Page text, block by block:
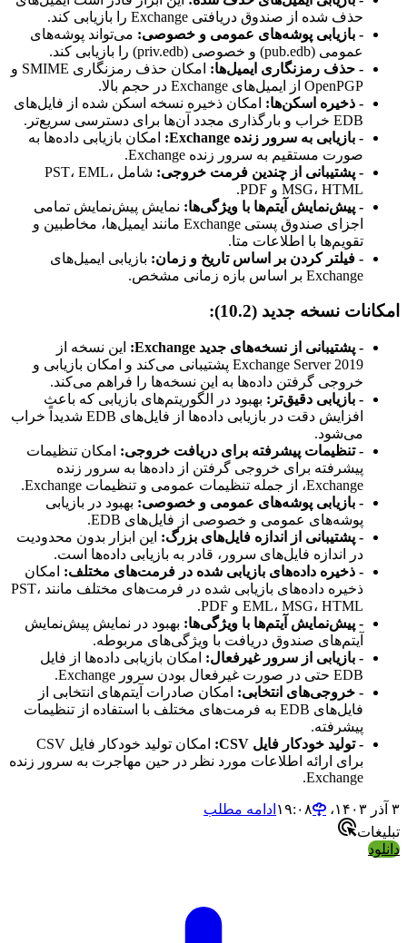
حذف شده از صندوق دریافتی Exchange را بازیابی کند.
- بازیابی پوشه‌های عمومی و خصوصی: می‌تواند پوشه‌های
عمومی (pub.edb) و خصوصی (priv.edb) را بازیابی کند.
- حذف رمزنگاری ایمیل‌ها:
امکان حذف رمزنگاری SMIME و
OpenPGP از ایمیل‌های Exchange در حجم بالا.
- ذخیره اسکن‌ها: امکان ذخیره نسخه اسکن شده از فایل‌های
EDB خراب و بارگذاری مجدد آن‌ها برای دسترسی سریع‌تر.
- بازیابی به سرور زنده Exchange:
امکان بازیابی داده‌ها به
صورت مستقیم به سرور زنده Exchange.
- پشتیبانی از چندین فرمت خروجی:
شامل PST، EML،
MSG، HTML و PDF.
- پیش‌نمایش آیتم‌ها با ویژگی‌ها: نمایش پیش‌نمایش تمامی
اجزای صندوق پستی Exchange مانند ایمیل‌ها، مخاطبین و
تقویم‌ها با اطلاعات متا.
- فیلتر کردن بر اساس تاریخ و زمان: بازیابی ایمیل‌های
Exchange بر اساس بازه زمانی مشخص.
امکانات نسخه جدید (10.2):
- پشتیبانی از نسخه‌های جدید Exchange:
این نسخه از
Exchange Server 2019 پشتیبانی می‌کند و امکان بازیابی و
خروجی گرفتن داده‌ها به این نسخه‌ها را فراهم می‌کند.
- بازیابی دقیق‌تر: بهبود در الگوریتم‌های بازیابی که باعث
افزایش دقت در بازیابی داده‌ها از فایل‌های EDB شدیداً خراب
می‌شود.
- تنظیمات پیشرفته برای دریافت خروجی: امکان تنظیمات
پیشرفته برای خروجی گرفتن از داده‌ها به سرور زنده
Exchange، از جمله تنظیمات عمومی و تنظیمات Exchange.
- بازیابی پوشه‌های عمومی و خصوصی: بهبود در بازیابی
پوشه‌های عمومی و خصوصی از فایل‌های EDB.
- پشتیبانی از اندازه فایل‌های بزرگ: این ابزار بدون محدودیت
در اندازه فایل‌های سرور، قادر به بازیابی داده‌ها است.
- ذخیره داده‌های بازیابی شده در فرمت‌های مختلف: امکان
ذخیره داده‌های بازیابی شده در فرمت‌های مختلف مانند PST،
EML، MSG، HTML و PDF.
- پیش‌نمایش آیتم‌ها با ویژگی‌ها: بهبود در نمایش پیش‌نمایش
آیتم‌های صندوق دریافت با ویژگی‌های مربوطه.
- بازیابی از سرور غیرفعال: امکان بازیابی داده‌ها از فایل
EDB حتی در صورت غیرفعال بودن سرور Exchange.
- خروجی‌های انتخابی: امکان صادرات آیتم‌های انتخابی از
فایل‌های EDB به فرمت‌های مختلف با استفاده از تنظیمات
پیشرفته.
- تولید خودکار فایل CSV:
امکان تولید خودکار فایل CSV
برای ارائه اطلاعات مورد نظر در حین مهاجرت به سرور زنده
Exchange.
۳ آذر ۱۴۰۳،‏ ۱۹:۰۸
ادامه مطلب
تبلیغات
دانلود